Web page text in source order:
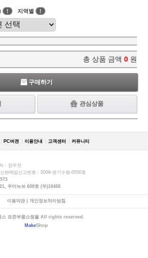
! 지역별 !
총 상품 금액 0 원
구매하기
관심상품
PC버젼 이용안내 고객센터 커뮤니티
: 장우천
판매업신고번호 : 2009-경기수원-0550호
우미뉴브 608호 (우)18468
이용약관| 개인정보처리방침
표준부품쇼핑몰 All rights reserved.
MakeShop